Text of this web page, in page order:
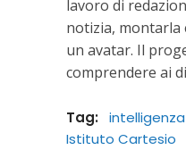
lavoro di
notizia, montarla
un avatar. Il
comprendere ai
Tag:
Istituto Cartesio